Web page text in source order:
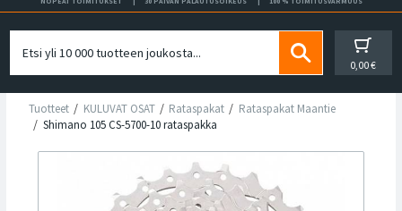
0,00 €
Tuotteet KULUVAT OSAT Rataspakat
Rataspakat Maantie
Shimano 105 CS-5700-10 rataspakka